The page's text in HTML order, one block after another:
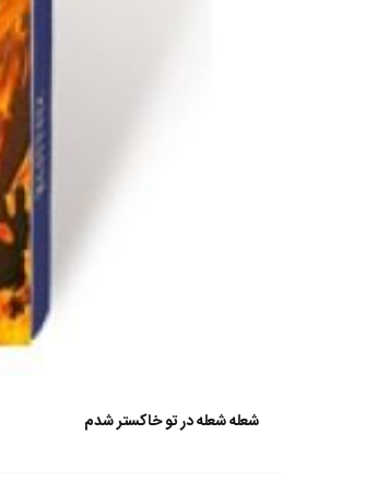
شعله شعله در تو خاکستر شدم